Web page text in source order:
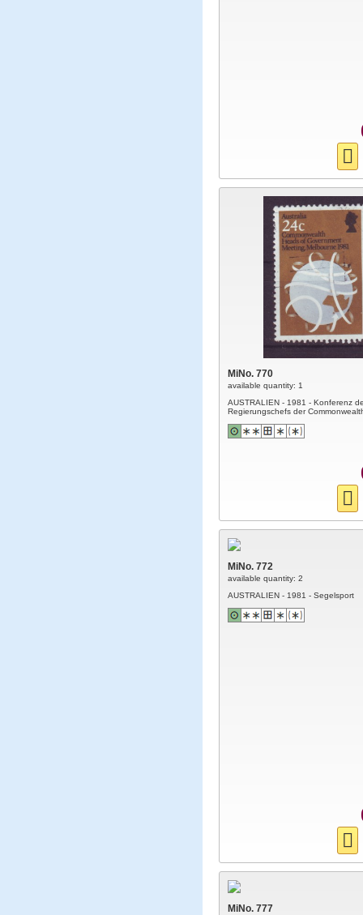
MiNo. 770
available quantity: 1
AUSTRALIEN - 1981 - Konferenz
Regierungschefs der
MiNo. 772
available quantity: 2
AUSTRALIEN - 1981 - Segelsport
MiNo. 777